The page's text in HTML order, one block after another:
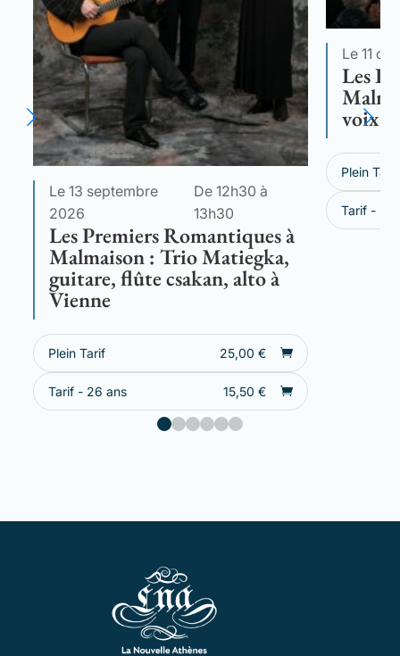
Le 13 septembre
2026
De 12h30 à
13h30
Les Premiers Romantiques à
Malmaison : Trio Matiegka,
guitare, flûte csakan, alto à
Vienne
Plein Tarif 25,00 €
Tarif - 26 ans 15,50 €
Le 11
Les
voix
Plein Tarif
Tarif - 26